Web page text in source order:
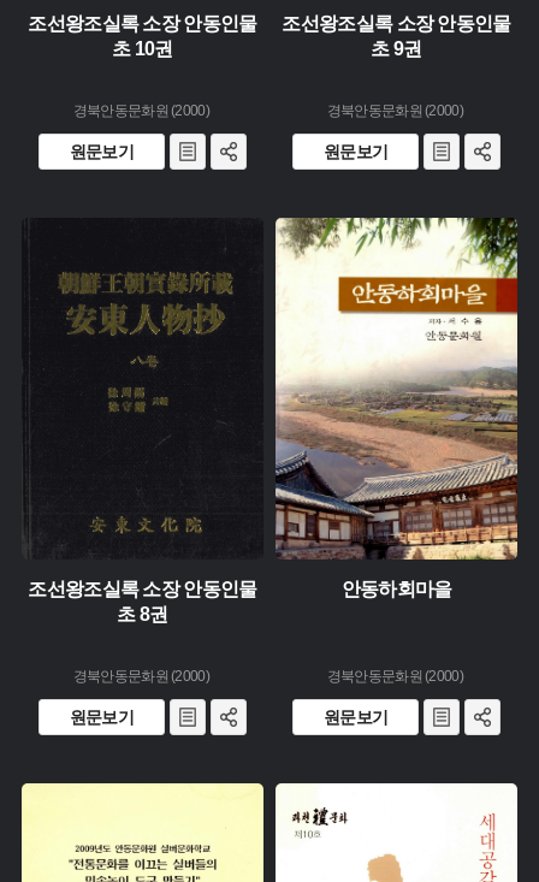
조선왕조실록 소장 안동인물
초 10권
경북안동문화원 (2000)
원문보기
조선왕조실록 소장 안동인물
초 9권
경북안동문화원 (2000)
원문보기
유형 :
생산 :
조선왕조실록 소장 안동인물
초 8권
경북안동문화원 (2000)
원문보기
안동하회마을
경북안동문화원 (2000)
원문보기